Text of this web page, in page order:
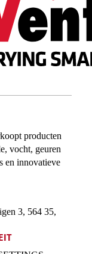
producten
vocht, geuren
en innovatieve
3, 564 35,